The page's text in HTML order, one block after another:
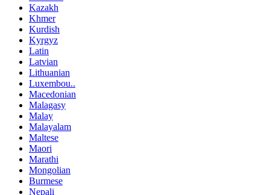
Kazakh
Khmer
Kurdish
Kyrgyz
Latin
Latvian
Lithuanian
Luxembou..
Macedonian
Malagasy
Malay
Malayalam
Maltese
Maori
Marathi
Mongolian
Burmese
Nepali